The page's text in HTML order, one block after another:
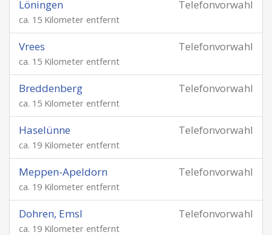
Telefonvorwahl
Löningen
ca. 15 Kilometer entfernt
Telefonvorwahl
Vrees
ca. 15 Kilometer entfernt
Telefonvorwahl
Breddenberg
ca. 15 Kilometer entfernt
Telefonvorwahl
Haselünne
ca. 19 Kilometer entfernt
Telefonvorwahl
Meppen-Apeldorn
ca. 19 Kilometer entfernt
Telefonvorwahl
Dohren, Emsl
ca. 19 Kilometer entfernt